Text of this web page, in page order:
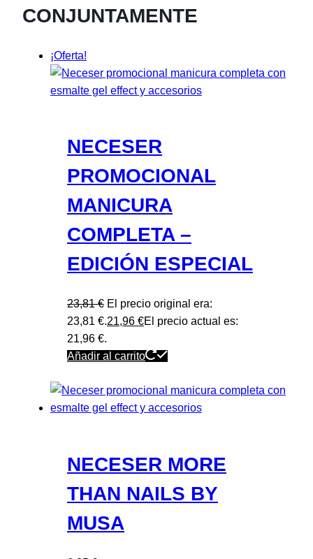
CONJUNTAMENTE
¡Oferta!
NECESER
PROMOCIONAL
MANICURA
COMPLETA –
EDICIÓN ESPECIAL
23,81€ El precio original era:
23,81 €.21,96 €El precio actual es:
21,96 €.
Añadir al carrito
NECESER MORE
THAN NAILS BY
MUSA